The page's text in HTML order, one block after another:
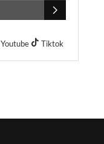
Youtube Tiktok